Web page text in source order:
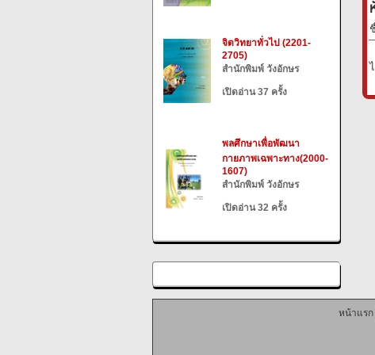
จิตวิทยาทั่วไป (2201-
2705)
สำนักพิมพ์ วังอักษร
เปิดอ่าน 37 ครั้ง
พลศึกษาเพื่อพัฒนา
กายภาพเฉพาะทาง(2000-
1607)
สำนักพิมพ์ วังอักษร
เปิดอ่าน 32 ครั้ง
หน้าแรก|